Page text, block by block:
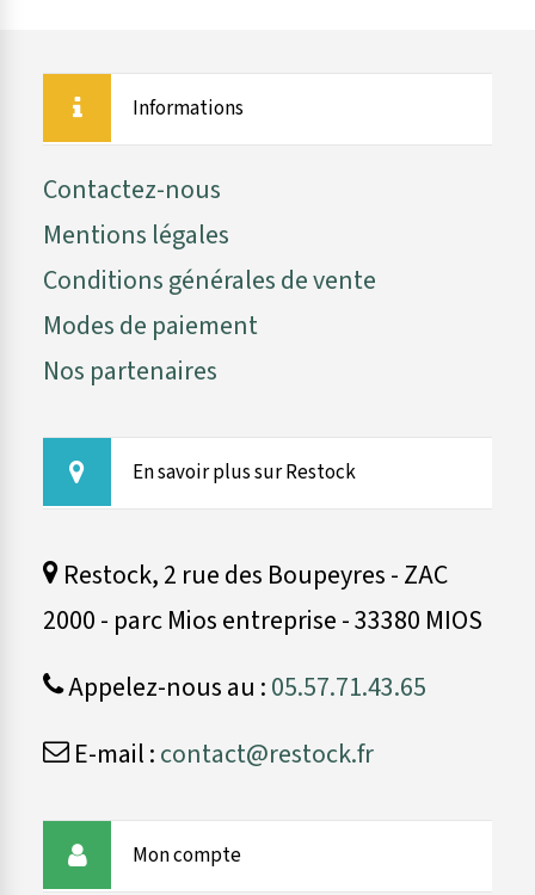
Informations
Contactez-nous
Mentions légales
Conditions générales de vente
Modes de paiement
Nos partenaires
En savoir plus sur Restock
Restock, 2 rue des Boupeyres - ZAC
2000 - parc Mios entreprise - 33380 MIOS
Appelez-nous au :05.57.71.43.65
E-mail :contact@restock.fr
Mon compte